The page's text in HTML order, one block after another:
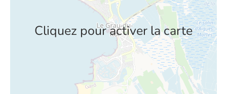
Cliquez pour activer la carte